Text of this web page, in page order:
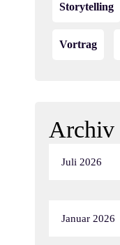
Storytelling
Vortrag
Archiv
Juli 2026
Januar 2026